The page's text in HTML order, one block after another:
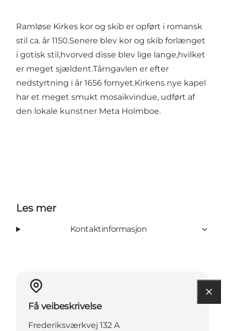
Ramløse Kirkes kor og skib er opført i romansk
stil ca. år 1150.Senere blev kor og skib forlænget
i gotisk stil,hvorved disse blev lige lange,hvilket
er meget sjældent.Tårngavlen er efter
nedstyrtning i år 1656 fornyet.Kirkens nye kapel
har et meget smukt mosaikvindue, udført af
den lokale kunstner Meta Holmboe.
Les mer
Kontaktinformasjon
Få veibeskrivelse
Frederiksværkvej 132 A